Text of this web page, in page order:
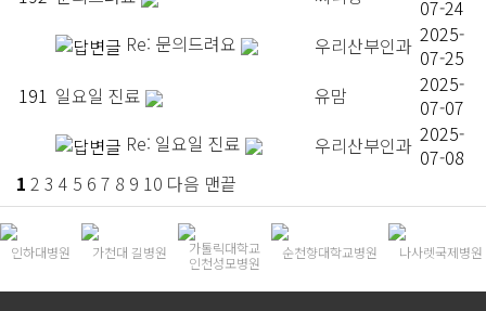
07-24
Re: 문의드려요
우리산부인과 2025-
07-25
191 일요일 진료 유맘
2025-
07-07
Re: 일요일 진료
우리산부인과 2025-
07-08
1 2 3 4 5 6 7 8 9 10 다음 맨끝
인하대병원 가천대 길병원
가톨릭대학교
인천성모병원
순천향대학교병원 나사렛국제병원